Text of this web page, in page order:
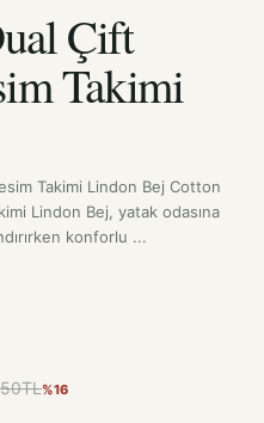
Çift
Takimi
Takimi Lindon Bej Cotton
Lindon Bej, yatak odasına
konforlu ...
%16